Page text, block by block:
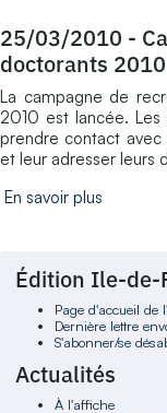
25/03/2010 -
doctorants 2010
La campagne de
2010 est lancée. Les
prendre contact avec
et leur adresser leurs
En savoir plus
Édition Ile-
Page d'accueil de
Dernière lettre
S'abonner/se
Actualités
À l'affiche